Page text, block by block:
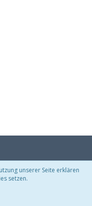
vonKittMedia
unserer Seite erklären
setzen.